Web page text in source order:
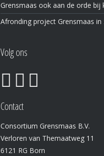
Grensmaas ook aan de orde bij
Afronding project Grensmaas in
Volg ons
Contact
Consortium Grensmaas B.V.
Verloren van Themaatweg 11
6121 RG Born